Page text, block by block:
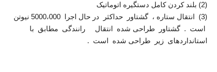
(2) بلند کردن کامل دستگیره اتوماتیک
(3) انتقال ستاره ، گشتاور حداکثر در حال اجرا 5000،000 نیوتن
است . گشتاور طراحی شده انتقال رانندگی مطابق با
استانداردهای زیر طراحی شده است .